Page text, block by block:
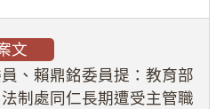
餘元，並長期收受建商餽
公共安全，圖利默許建商
文
、賴鼎銘委員提：教育部
制處同仁長期遭受主管職